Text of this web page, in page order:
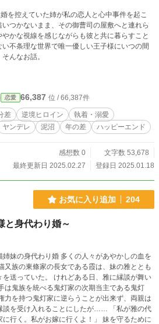
を控えていた姉が私の恋人と心中事件を起こ
つかないまま、その御曹司の屋敷へと連れら
かな視線を感じながらも彼と共に暮らすこと
にか心も身体も囚われていた。 そんなお話。
恋愛 66,387 位 / 66,387件
差 逆境ヒロイン
執着・溺愛
ヤンデレ 泥沼 年の差 ハッピーエンド
感想数 0
文字数 53,678
最終更新日 2025.02.27
登録日 2025.01.18
お気に入り追加 204
と身代わり婚～
わり婚 多くの人々があやかしの血を
又族の東條家の長女である霞は、妹の雅ととも
けれどある日、雅に縁談が舞い
は鬼族を統べる鬼灯家の次期当主である鬼灯
力を持つ鬼灯家に逆らうことが出来ず、両親は
受け入れることにしたが…… 「私が雅の代
。私がお嫁に行くよ！」 妹を守るために